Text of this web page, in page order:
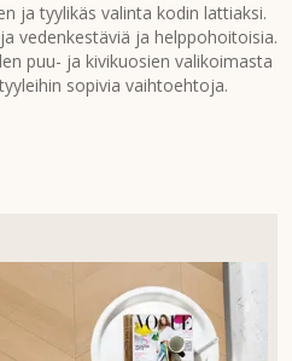
ja tyylikäs valinta kodin lattiaksi.
vedenkestäviä ja helppohoitoisia.
puu- ja kivikuosien valikoimasta
sopivia vaihtoehtoja.